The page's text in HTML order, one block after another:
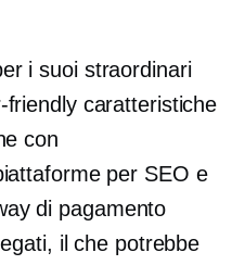
i suoi straordinari
friendlycaratteristiche
con
per SEO e
di pagamento
il che potrebbe